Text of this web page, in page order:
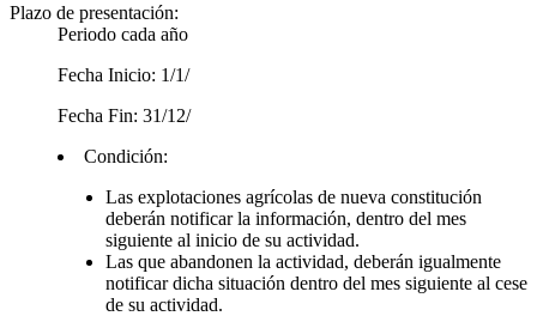
Plazo de presentación:
Periodo cada año
Fecha Inicio: 1/1/
Fecha Fin: 31/12/
Condición:
Las explotaciones agrícolas de nueva constitución
deberán notificar la información, dentro del mes
siguiente al inicio de su actividad.
Las que abandonen la actividad, deberán igualmente
notificar dicha situación dentro del mes siguiente al cese
de su actividad.